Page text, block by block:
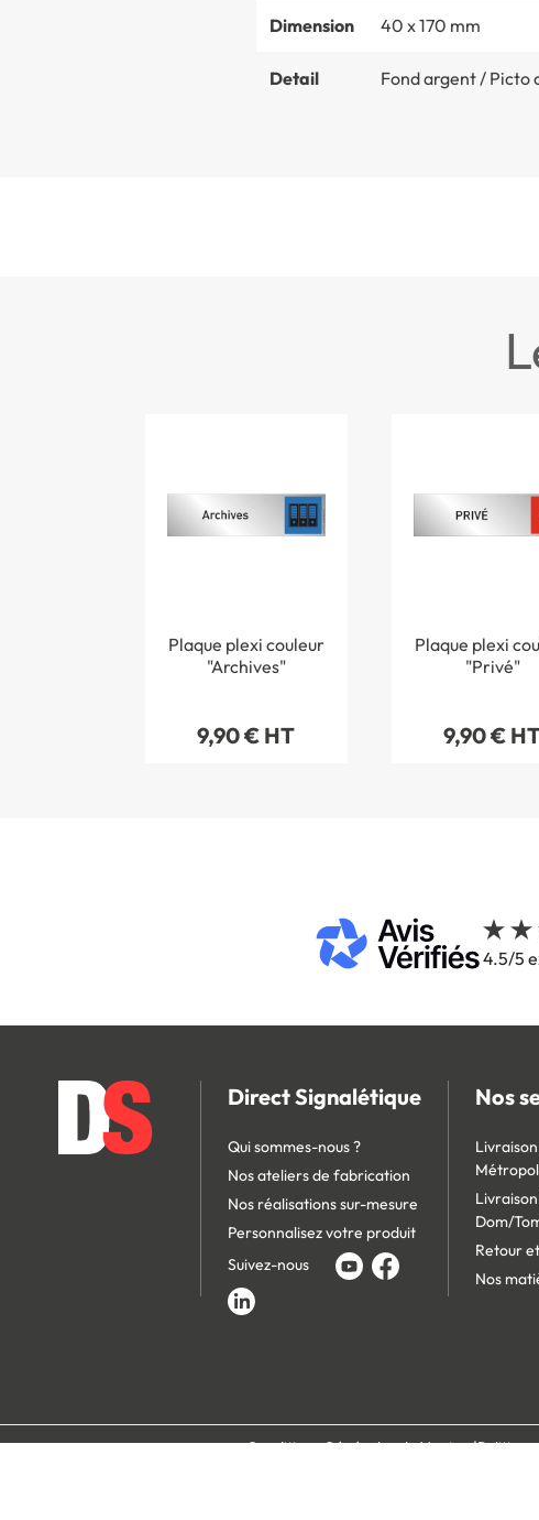
Dimension 40 x 170 mm
Detail Fond argent / Picto
Plaque plexi couleur
"Archives"
9,90 € HT
Plaque plexi
"Privé"
9,90 €
4.5/5
Direct Signalétique
Qui sommes-nous ?
Nos ateliers de fabrication
Nos réalisations sur-mesure
Personnalisez votre produit
Suivez-nous
Nos
Dom/
Retour
Nos
Conditions Générales de Vente